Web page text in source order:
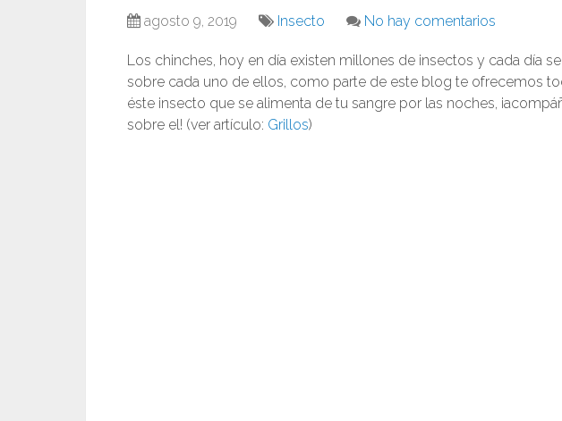
agosto 9, 2019 Insecto No hay comentarios
Los chinches, hoy en día existen millones de insectos y cada día
sobre cada uno de ellos, como parte de este blog te ofrecemos
éste insecto que se alimenta de tu sangre por las noches,
sobre el! (ver artículo: Grillos)